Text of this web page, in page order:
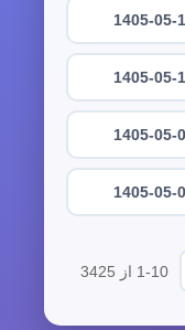
1405-05-
1405-05-
1405-05-
1405-05-
1-10 از 3425